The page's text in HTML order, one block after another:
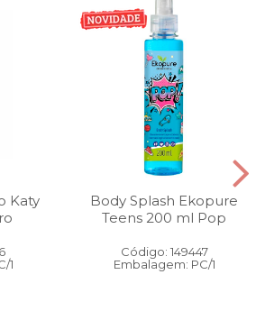
Katy
1
Body Splash Ekopure
Teens 200 ml Pop
Código: 149447
Embalagem: PC/1